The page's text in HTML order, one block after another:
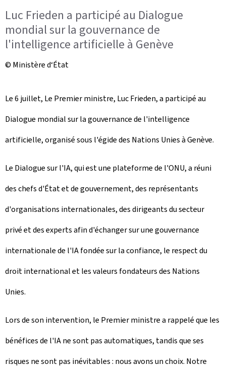
Luc Frieden a participé au Dialogue
mondial sur la gouvernance de
l'intelligence artificielle à Genève
© Ministère d‘État
Le 6 juillet, Le Premier ministre, Luc Frieden, a participé au
Dialogue mondial sur la gouvernance de l'intelligence
artificielle, organisé sous l'égide des Nations Unies à Genève.
Le Dialogue sur l'IA, qui est une plateforme de l'ONU, a réuni
des chefs d'État et de gouvernement, des représentants
d'organisations internationales, des dirigeants du secteur
privé et des experts afin d'échanger sur une gouvernance
internationale de l'IA fondée sur la confiance, le respect du
droit international et les valeurs fondateurs des Nations
Unies.
Lors de son intervention, le Premier ministre a rappelé que les
bénéfices de l'IA ne sont pas automatiques, tandis que ses
risques ne sont pas inévitables : nous avons un choix. Notre